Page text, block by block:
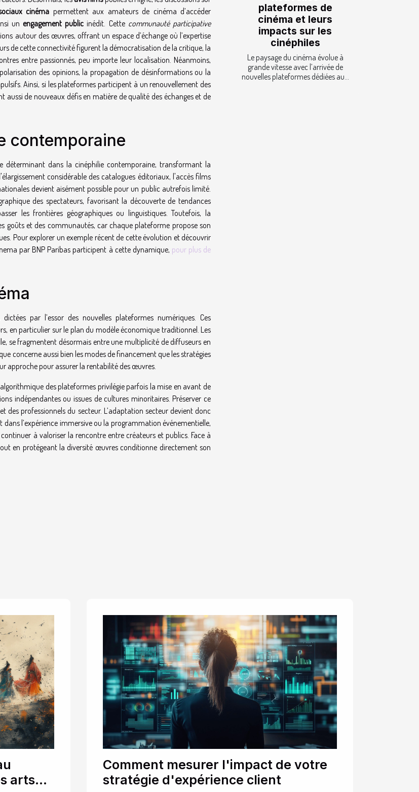
cinéma permettent aux amateurs de cinéma d’accéder
unengagement public inédit. Cette communauté participative
autour des œuvres, offrant un espace d’échange où l’expertise
de cette connectivité figurent la démocratisation de la critique, la
entre passionnés, peu importe leur localisation. Néanmoins,
des opinions, la propagation de désinformations ou la
Ainsi, si les plateformes participent à un renouvellement des
de nouveaux défis en matière de qualité des échanges et de
contemporaine
dans la cinéphilie contemporaine, transformant la
considérable des catalogues éditoriaux, l'accès films
devient aisément possible pour un public autrefois limité.
des spectateurs, favorisant la découverte de tendances
les frontières géographiques ou linguistiques. Toutefois, la
goûts et des communautés, car chaque plateforme propose son
Pour explorer un exemple récent de cette évolution et découvrir
par BNP Paribas participent à cette dynamique, pour plus de
par l’essor des nouvelles plateformes numériques. Ces
en particulier sur le plan du modèle économique traditionnel. Les
se fragmentent désormais entre une multiplicité de diffuseurs en
concerne aussi bien les modes de financement que les stratégies
approche pour assurer la rentabilité des œuvres.
des plateformes privilégie parfois la mise en avant de
indépendantes ou issues de cultures minoritaires. Préserver ce
professionnels du secteur. L’adaptation secteur devient donc
l’expérience immersive ou la programmation événementielle,
à valoriser la rencontre entre créateurs et publics. Face à
en protégeant la diversité œuvres conditionne directement son
plateformes de
cinéma et leurs
impacts sur les
cinéphiles
Le paysage du cinéma évolue à
grande vitesse avec l’arrivée de
nouvelles plateformes dédiées au...
arts
Comment mesurer l'impact de votre
stratégie d'expérience client